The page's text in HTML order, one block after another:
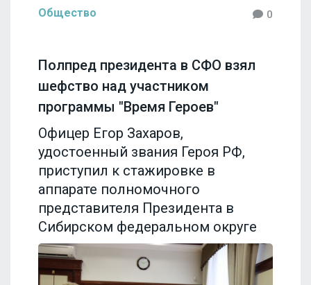
Общество 0
Полпред президента в СФО взял
шефство над участником
программы "Время Героев"
Офицер Егор Захаров,
удостоенный звания Героя РФ,
приступил к стажировке в
аппарате полномочного
представителя Президента в
Сибирском федеральном округе